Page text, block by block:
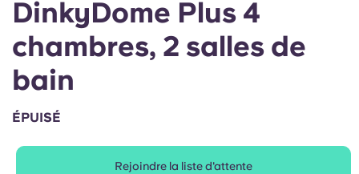
Chinese
Español
Deutsch
Se connecter
DinkyDome Plus 4
chambres, 2 salles de
bain
ÉPUISÉ
Rejoindre la liste d'attente